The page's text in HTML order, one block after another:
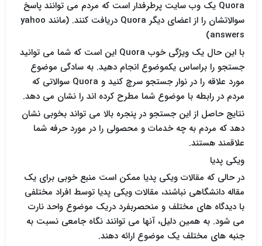
Quora یک وب سایت پرطرفدار است که مردم می توانند پاسخ
سوالاتشان را از اعضای دیگر Quora دریافت کنند. (مانند yahoo
answers)
با این حال یک ویژگی خوب Quora این است که شما می توانید
جستجو را براساس یکموضوع انجام دهید. به سادگی موضوع
مورد علاقه را در نوار جستجو سرچ کنید و Quora سوالاتی که
مردم در رابطه با موضوع شما مطرح کرده اند را نشان می دهد.
نتایج حاصل از این جستجو در پنجره بالا می تواند بخوبی نشان
دهد که مردم به چه خدمات و محصولی را در مورد حرفه شما
علاقمند هستند.
ویکی پدیا
در حالی که مقالات ویکی پدیا ممکن است منبع خوبی برای یک
مقاله دانشگاهی نباشند، مقالات ویکی پدیا توسط افراد مختلفی
با دیدگاه های مختلف و منحصربفرد دریک موضوع واحد نارت
می شود. به همین دلیل، آنها می توانند نگاه جامعی نسبت به
جنبه های مختلف یک موضوع ارائه دهند.